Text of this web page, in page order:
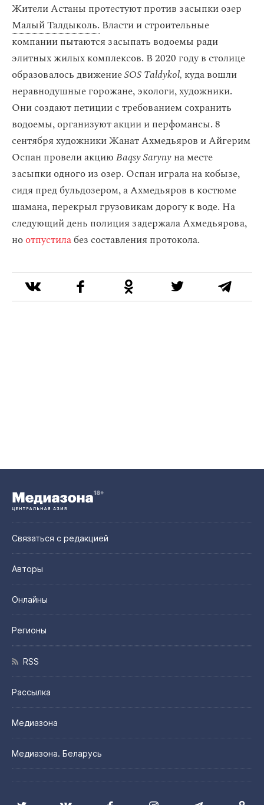
Жители Астаны протестуют против засыпки озер
Малый Талдыколь. Власти и строительные
компании пытаются засыпать водоемы ради
элитных жилых комплексов. В 2020 году в столице
образовалось движениеSOS Taldykol, куда вошли
неравнодушные горожане, экологи, художники.
Они создают петиции с требованием сохранить
водоемы, организуют акции и перфомансы. 8
сентября художники Жанат Ахмедьяров и Айгерим
Оспан провели акциюBaqsy Sarynyна месте
засыпки одного из озер. Оспан играла на кобызе,
сидя пред бульдозером, а Ахмедьяров в костюме
шамана, перекрыл грузовикам дорогу к воде. На
следующий день полиция задержала Ахмедьярова,
ноотпустилабез составления протокола.
Связаться с редакцией
Авторы
Онлайны
Регионы
RSS
Рассылка
Медиазона
Медиазона. Беларусь